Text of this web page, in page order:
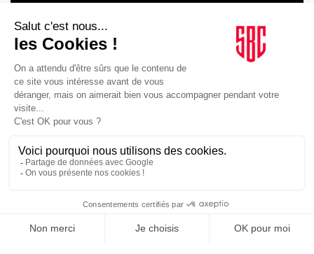
INFLUENCIA
JE DÉCOUVRE LE GROUPE
SUIVEZ-NOUS